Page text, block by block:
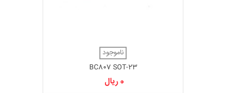
ناموجود
BC807 SOT-23
0 ریال